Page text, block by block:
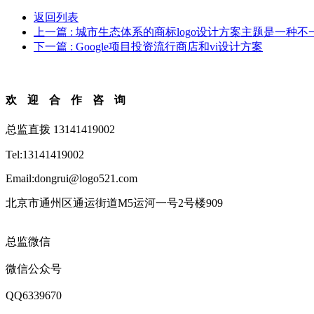
返回列表
上一篇 : 城市生态体系的商标logo设计方案主题是一种不
下一篇 : Google项目投资流行商店和vi设计方案
欢迎合作咨询
总监直拨 13141419002
Tel:13141419002
Email:dongrui@logo521.com
北京市通州区通运街道M5运河一号2号楼909
总监微信
微信公众号
QQ6339670